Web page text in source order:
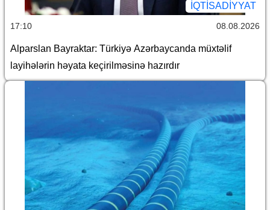
İQTİSADİYYAT
17:10 08.08.2026
Alparslan Bayraktar: Türkiyə Azərbaycanda müxtəlif
layihələrin həyata keçirilməsinə hazırdır